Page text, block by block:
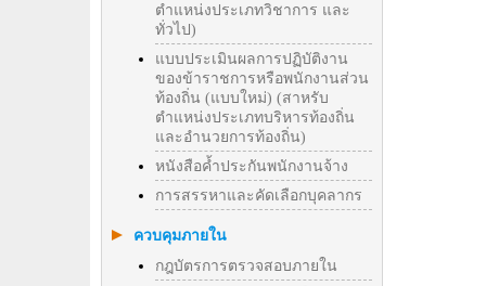
ตำแหน่งประเภทวิชาการ และ
ทั่วไป)
แบบประเมินผลการปฏิบัติงาน
ของข้าราชการหรือพนักงานส่วน
ท้องถิ่น (แบบใหม่) (สาหรับ
ตำแหน่งประเภทบริหารท้องถิ่น
และอำนวยการท้องถิ่น)
หนังสือค้ำประกันพนักงานจ้าง
การสรรหาและคัดเลือกบุคลากร
ควบคุมภายใน
กฎบัตรการตรวจสอบภายใน